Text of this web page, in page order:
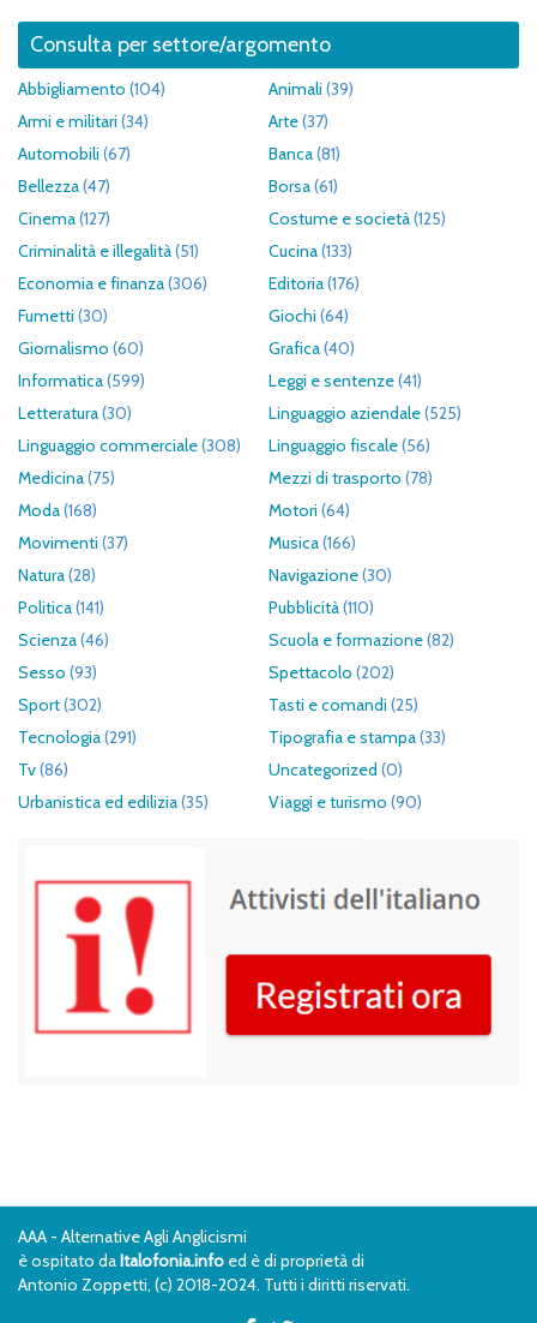
Consulta per settore/argomento
Abbigliamento (104) Animali (39)
Armi e militari (34) Arte(37)
Automobili (67) Banca(81)
Bellezza(47) Borsa(61)
Cinema(127) Costume e società(125)
Criminalità e illegalità(51) Cucina(133)
Economia e finanza(306) Editoria(176)
Fumetti (30) Giochi (64)
Giornalismo (60) Grafica(40)
Informatica(599) Leggi e sentenze(41)
Letteratura(30) Linguaggio aziendale(525)
Linguaggio commerciale(308) Linguaggio fiscale(56)
Medicina(75) Mezzi di trasporto (78)
Moda(168) Motori (64)
Movimenti (37) Musica(166)
Natura(28) Navigazione(30)
Politica(141) Pubblicità(110)
Scienza(46) Scuola e formazione(82)
Sesso (93) Spettacolo (202)
Sport(302) Tasti e comandi (25)
Tecnologia(291) Tipografia e stampa(33)
Tv(86) Uncategorized (0)
Urbanistica ed edilizia(35) Viaggi e turismo (90)
AAA - Alternative Agli Anglicismi
è ospitato daItalofonia.info ed è di proprietà di
Antonio Zoppetti, (c) 2018-2024. Tutti i diritti riservati.